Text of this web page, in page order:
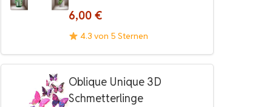
6,00 €
4.3 von 5 Sternen
Oblique Unique 3D
Schmetterlinge